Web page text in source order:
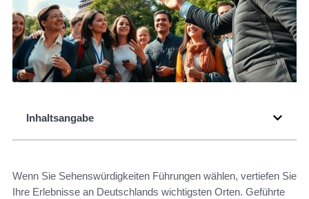
Inhaltsangabe
Wenn Sie Sehenswürdigkeiten Führungen wählen, vertiefen Sie
Ihre Erlebnisse an Deutschlands wichtigsten Orten. Geführte